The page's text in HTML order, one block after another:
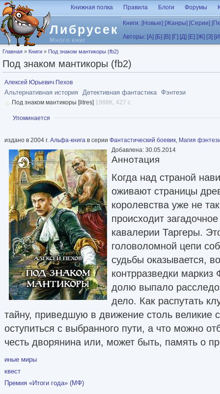
Перейти к основному содержанию
Либрусек
Много книг
Книжная полка Правила Блоги Форумы
Книги: [Новые] [Жанры] [Серии]
Авторы: [А] [Б] [В] [Г] [Д] [Е] [Ж] [З]
Вы здесь
Главная » Книги » Под знаком мантикоры (fb2)
Под знаком мантикоры (fb2)
Алексей Юрьевич Пехов
Альтернативная история Детективная фантастика Фэнтези
Под знаком мантикоры [litres] 1988K, 427 с.
Показать
Упоминается
издано в 2004 г. Альфа-книга в серии Фантастический боевик, Магия
Добавлена: 30.05.2014
Аннотация
Когда над страной
оживают страницы
королевства уже не
происходит
кавалерии Таргеры.
головоломной цепи
судьбы оказывается,
контрразведки
долю выпало
дело. Как распутать
тайну, приведшую в движение столь великие
оступиться с выбранного пути, а что можно
честь дворянина или, может быть, память о
иные миры
квест
Премия «Итоги года» (МФ)